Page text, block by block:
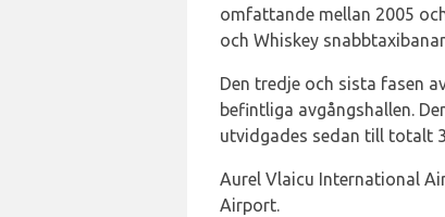
omfattande mellan 2005
och Whiskey
Den tredje och sista fasen
befintliga avgångshallen.
utvidgades sedan till totalt
Aurel Vlaicu International
Airport.